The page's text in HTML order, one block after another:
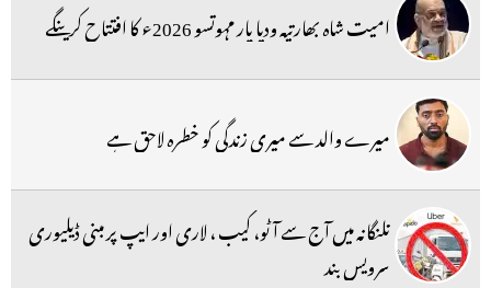
امیت شاہ بھارتیہ ودیا پار مہوتسو 2026ء کا افتتاح کرینگے
میرے والد سے میری زندگی کو خطرہ لاحق ہے
تلنگانہ میں آج سے آٹو، کیب ، لاری اور ایپ پر مبنی ڈیلیوری
سرویس بند